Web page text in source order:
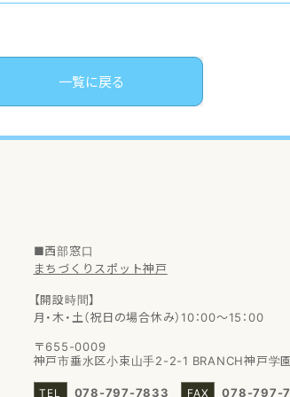
一覧に戻る
■西部窓口
まちづくりスポット神戸
【開設時間】
月・木・土（祝日の場合休み）10：00～15：00
〒655-0009
神戸市垂水区小束山手2-2-1 BRANCH神戸学
078-797-7833
078-797-